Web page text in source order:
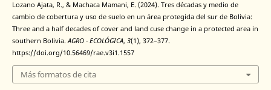
Lozano Ajata, R., & Machaca Mamani, E. (2024). Tres décadas y medio de
cambio de cobertura y uso de suelo en un área protegida del sur de Bolivia:
Three and a half decades of cover and land cuse change in a protected area in
southern Bolivia.AGRO - ECOLÓGICA, 3(1), 372–377.
https://doi.org/10.56469/rae.v3i1.1557
Más formatos de cita